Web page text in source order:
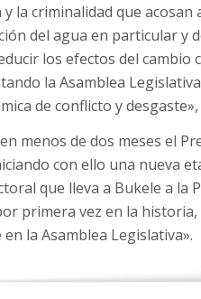
la criminalidad que
del agua en particular y
los efectos del cambio
la Asamblea
de conflicto y
menos de dos meses el
con ello una nueva
que lleva a Bukele a la
primera vez en la
la Asamblea Legislativa».